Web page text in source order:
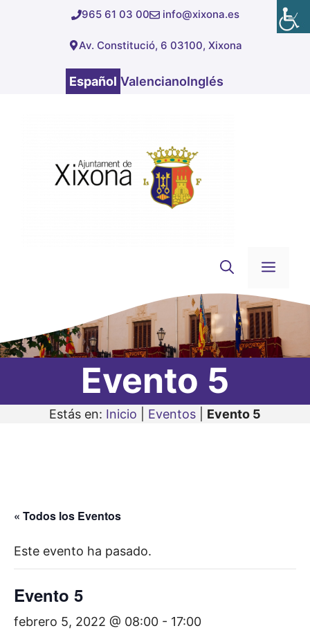
965 61 03 00 info@xixona.es
Av. Constitució, 6 03100, Xixona
Español ValencianoInglés
Evento 5
Estás en: Inicio Eventos Evento 5
« Todos los Eventos
Este evento ha pasado.
Evento 5
febrero 5, 2022 @ 08:00 - 17:00